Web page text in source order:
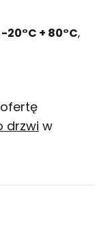
+ 80°C,
drzwi w